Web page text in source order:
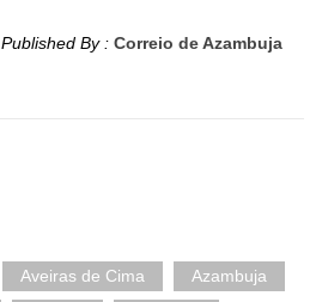
Published By : Correio de Azambuja
Aveiras de Cima
Azambuja